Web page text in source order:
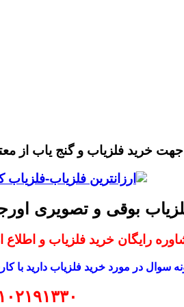
جهت خرید فلزیاب و گنج یاب از
بوقی و تصویری
رایگان خرید فلزیاب و
سوال در مورد خرید فلزیاب دارید با